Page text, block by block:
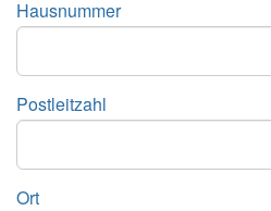
Hausnummer
Postleitzahl
Ort